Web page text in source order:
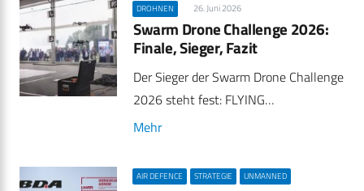
DROHNEN 26. Juni 2026
Swarm Drone Challenge 2026:
Finale, Sieger, Fazit
Der Sieger der Swarm Drone Challenge
2026 steht fest: FLYING…
Mehr
AIR DEFENCE STRATEGIE UNMANNED